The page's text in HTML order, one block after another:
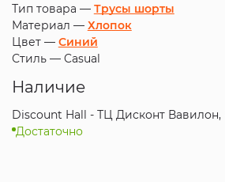
Тип товара — Трусы шорты
Материал — Хлопок
Цвет — Синий
Стиль — Casual
Наличие
Discount Hall - ТЦ Дисконт Вавилон,
Достаточно